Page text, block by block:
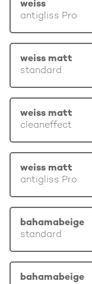
weiss
antigliss Pro
weiss matt
standard
weiss matt
cleaneffect
weiss matt
antigliss Pro
bahamabeige
standard
bahamabeige